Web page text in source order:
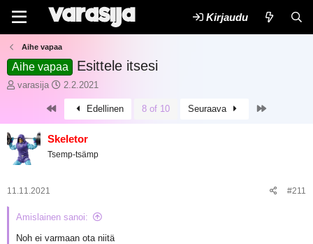
Kirjaudu
Aihe vapaa
Aihe vapaa Esittele itsesi
K
k
u
s
t
a
l
varasija
A
l
i
t
s
ä
m
2.2.2021
Edellinen 8 of 10 Seuraava
Skeletor
Tsemp-tsämp
11.11.2021 #211
Amislainen sanoi:
Noh ei varmaan ota niitä